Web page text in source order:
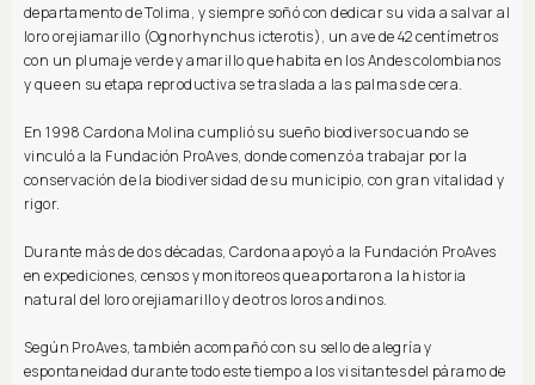
departamento de Tolima, y siempre soñó con dedicar su vida a salvar al
loro orejiamarillo (Ognorhynchus icterotis), un ave de 42 centímetros
con un plumaje verde y amarillo que habita en los Andes colombianos
y que en su etapa reproductiva se traslada a las palmas de cera.
En 1998 Cardona Molina cumplió su sueño biodiverso cuando se
vinculó a la Fundación ProAves, donde comenzó a trabajar por la
conservación de la biodiversidad de su municipio, con gran vitalidad y
rigor.
Durante más de dos décadas, Cardona apoyó a la Fundación ProAves
en expediciones, censos y monitoreos que aportaron a la historia
natural del loro orejiamarillo y de otros loros andinos.
Según ProAves, también acompañó con su sello de alegría y
espontaneidad durante todo este tiempo a los visitantes del páramo de